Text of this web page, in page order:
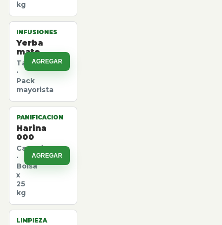
kg
INFUSIONES
Yerba
mate
Taragui
·
Pack
mayorista
AGREGAR
PANIFICACION
Harina
000
Canuelas
·
Bolsa
x
25
kg
AGREGAR
LIMPIEZA